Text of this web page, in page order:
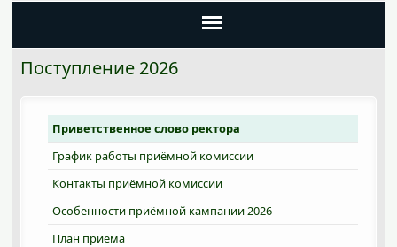
Поступление 2026
Приветственное слово ректора
График работы приёмной комиссии
Контакты приёмной комиссии
Особенности приёмной кампании 2026
План приёма